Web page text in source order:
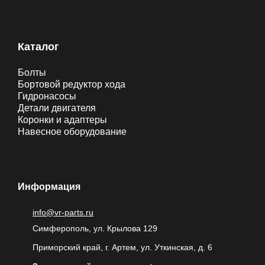
Каталог
Болты
Бортовой редуктор хода
Гидронасосы
Детали двигателя
Коронки и адаптеры
Навесное оборудование
Информация
info@vr-parts.ru
Симферополь, ул. Крылова 129
Приморский край, г. Артем, ул. Уткинская, д. 6